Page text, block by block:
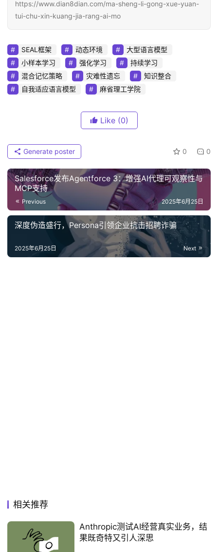
https://www.dian8dian.com/ma-sheng-li-gong-xue-yuan-
tui-chu-xin-kuang-jia-rang-ai-mo
SEAL框架 动态环境
大型语言模型
小样本学习
强化学习
持续学习
混合记忆策略
灾难性遗忘
知识整合
自我适应语言模型
麻省理工学院
Like (0)
0 0
Generate poster
Salesforce发布Agentforce 3：增强AI代理可观察性与
MCP支持
Previous 2025年6月25日
深度伪造盛行，Persona引领企业抗击招聘诈骗‌
Next
2025年6月25日
相关推荐
‌Anthropic测试AI经营真实业务，结
果既奇特又引人深思‌